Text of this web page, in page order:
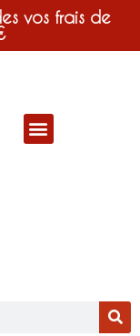
vos frais de